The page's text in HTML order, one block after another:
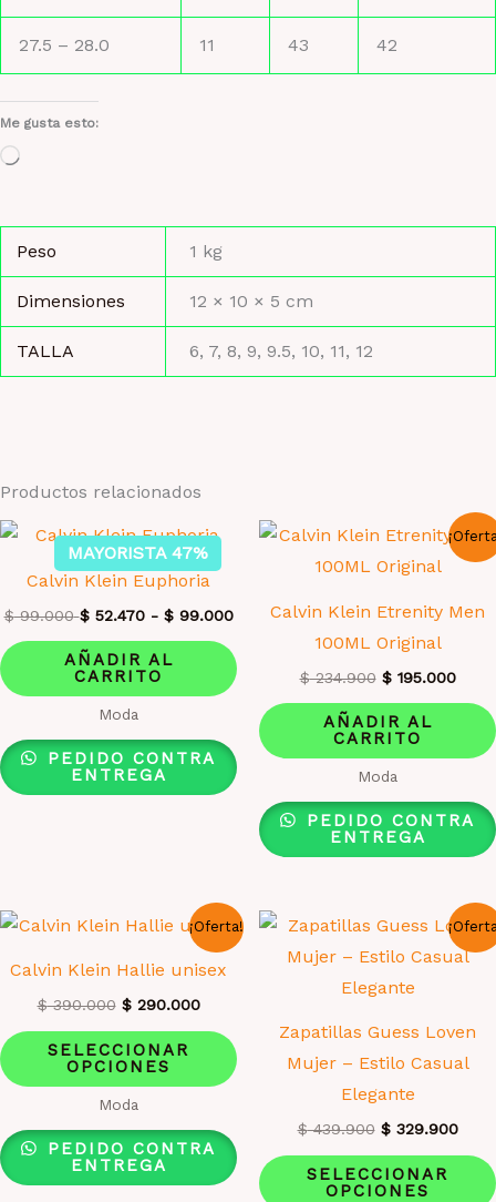
27.5 – 28.0 11 43 42
Me gusta esto:
Cargando...
Peso 1 kg
Dimensiones 12 × 10 × 5 cm
TALLA 6, 7, 8, 9, 9.5, 10, 11, 12
Productos relacionados
MAYORISTA 47%
Calvin Klein Euphoria
$99.000 $52.470- $99.000
AÑADIR AL
CARRITO
Moda
PEDIDO CONTRA
ENTREGA
Calvin Klein Etrenity Men
100ML Original
$234.900 El
original
era:
$ 234.900.
$195.000El
$
AÑADIR AL
CARRITO
Moda
PEDIDO CONTRA
ENTREGA
¡Oferta!
Calvin Klein Hallie unisex
$390.000 El
original
era:
$ 390.000.
$290.000El
actual
$ 290.000.
SELECCIONAR
OPCIONES
producto
múltiples
variantes.
Las
Moda
PEDIDO CONTRA
ENTREGA
Zapatillas Guess Loven
Mujer – Estilo Casual
Elegante
$439.900 El
original
era:
$329.900El
SELECCIONAR
OPCIONES